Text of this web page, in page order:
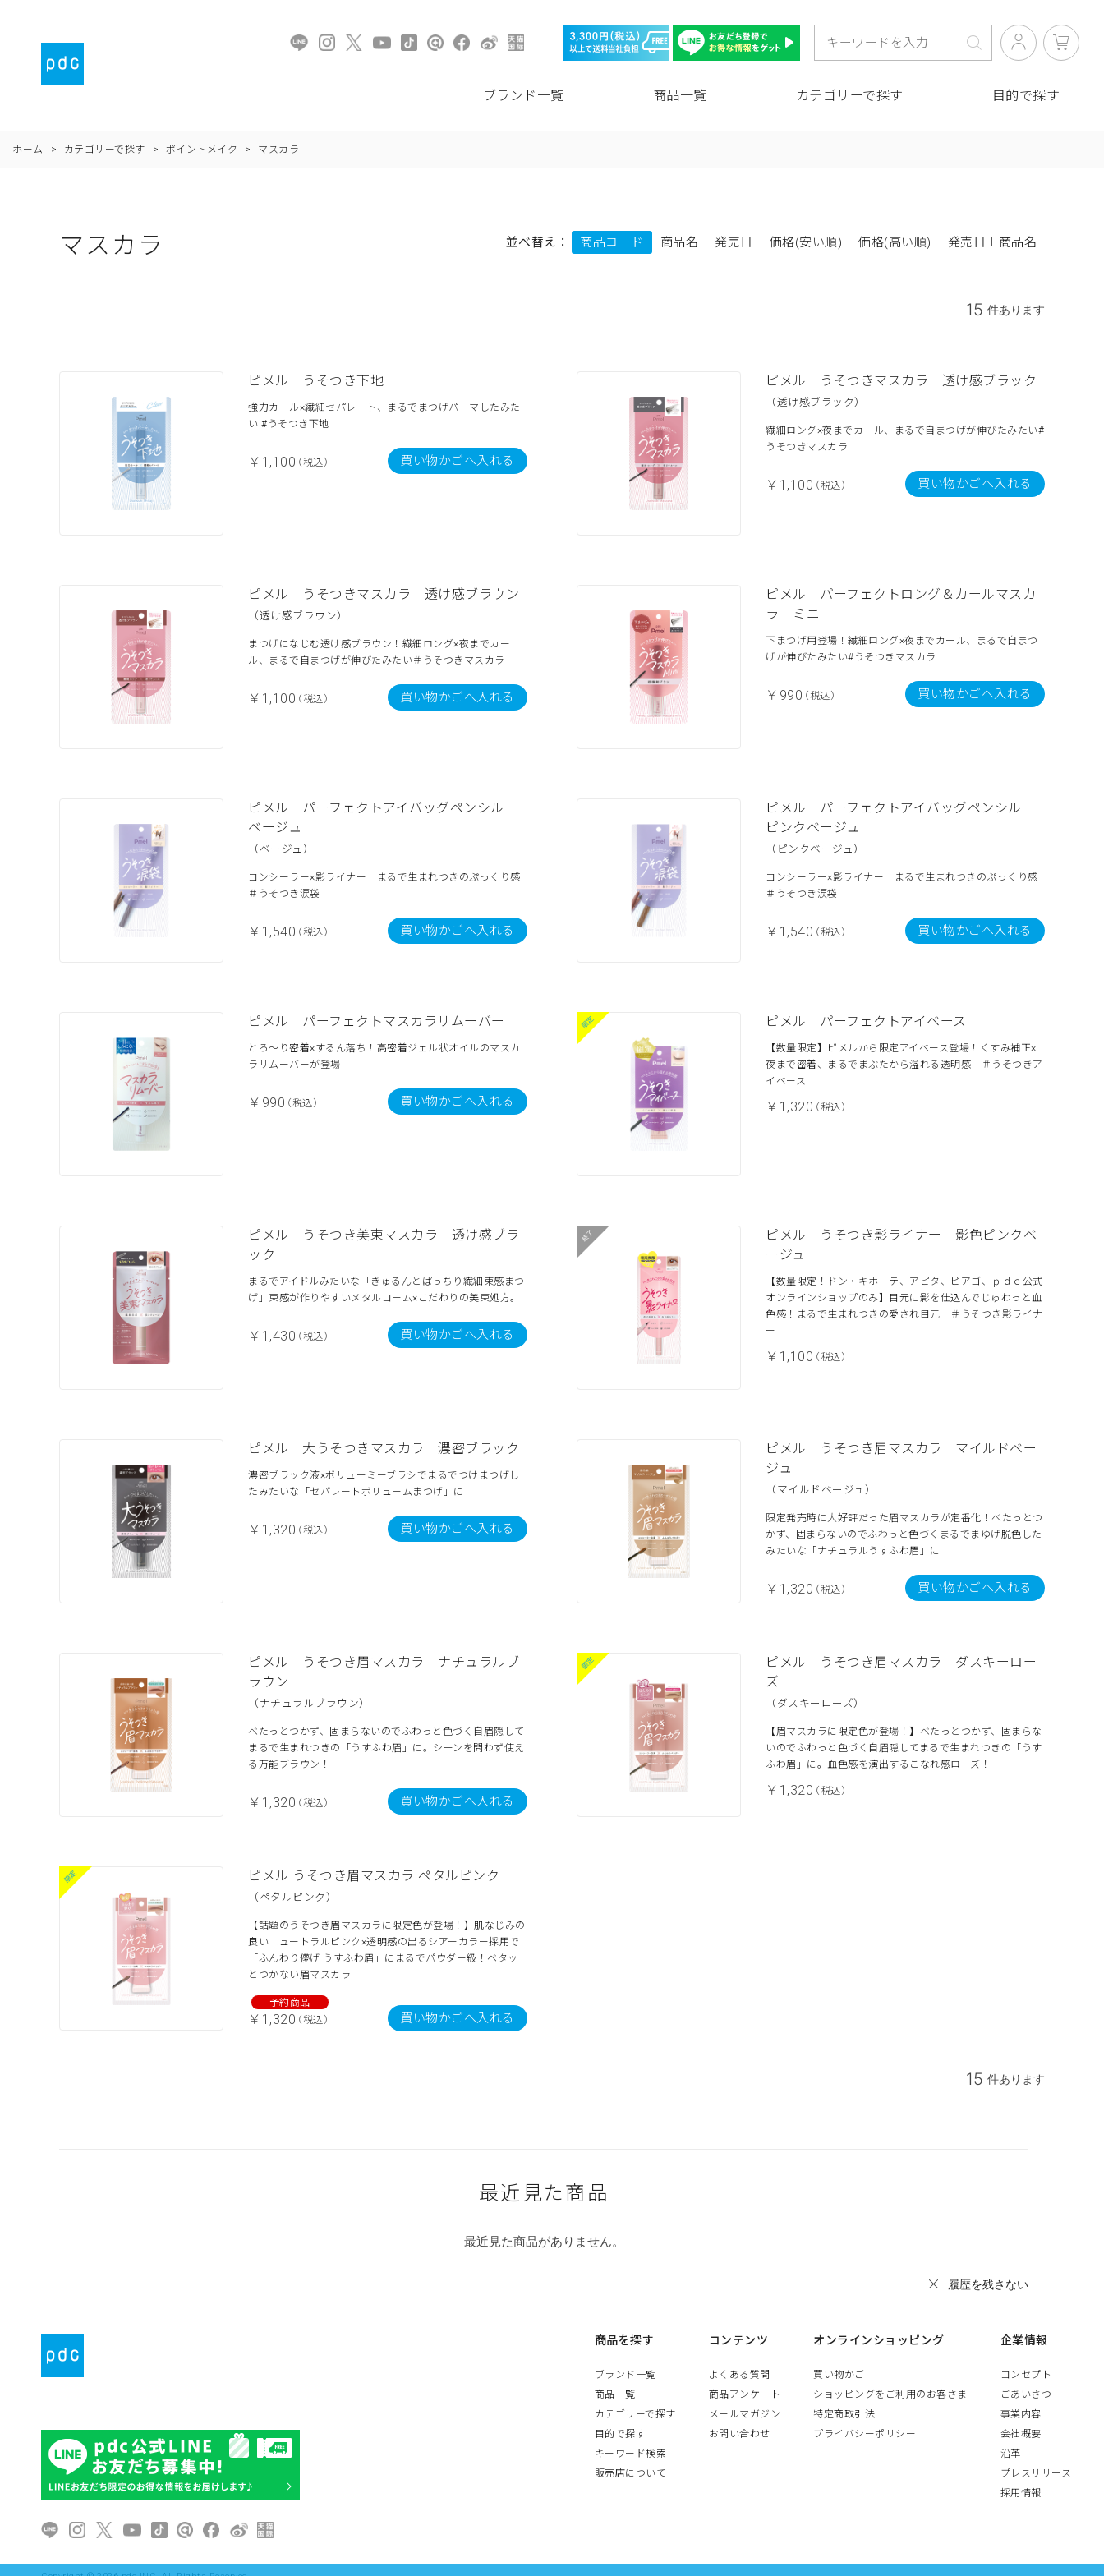
ブランド一覧 商品一覧 カテゴリーで探す 目的で探す
ホーム > カテゴリーで探す > ポイントメイク > マスカラ
マスカラ 並べ替え： 商品コード 商品名 発売日 価格(安い順) 価格(高い順) 発売日＋商品名
15 件あります
ピメル うそつき下地
強力カール×繊細セパレート、まるでまつげパーマしたみた
い #うそつき下地
￥1,100（税込） 買い物かごへ入れる
ピメル うそつきマスカラ 透け感ブラック
（透け感ブラック）
繊細ロング×夜までカール、まるで自まつげが伸びたみたい#
うそつきマスカラ
￥1,100（税込） 買い物かごへ入れる
ピメル うそつきマスカラ 透け感ブラウン
（透け感ブラウン）
まつげになじむ透け感ブラウン！繊細ロング×夜までカー
ル、まるで自まつげが伸びたみたい＃うそつきマスカラ
￥1,100（税込） 買い物かごへ入れる
ピメル パーフェクトロング＆カールマスカ
ラ ミニ
下まつげ用登場！繊細ロング×夜までカール、まるで自まつ
げが伸びたみたい#うそつきマスカラ
￥990（税込） 買い物かごへ入れる
ピメル パーフェクトアイバッグペンシル
ベージュ
（ベージュ）
コンシーラー×影ライナー まるで生まれつきのぷっくり感
＃うそつき涙袋
￥1,540（税込） 買い物かごへ入れる
ピメル パーフェクトアイバッグペンシル
ピンクベージュ
（ピンクベージュ）
コンシーラー×影ライナー まるで生まれつきのぷっくり感
＃うそつき涙袋
￥1,540（税込） 買い物かごへ入れる
ピメル パーフェクトマスカラリムーバー
とろ～り密着×するん落ち！高密着ジェル状オイルのマスカ
ラリムーバーが登場
￥990（税込） 買い物かごへ入れる
ピメル パーフェクトアイベース
【数量限定】ピメルから限定アイベース登場！くすみ補正×
夜まで密着、まるでまぶたから溢れる透明感 ＃うそつきア
イベース
￥1,320（税込）
ピメル うそつき美束マスカラ 透け感ブラ
ック
まるでアイドルみたいな「きゅるんとぱっちり繊細束感まつ
げ」束感が作りやすいメタルコーム×こだわりの美束処方。
￥1,430（税込） 買い物かごへ入れる
ピメル うそつき影ライナー 影色ピンクベ
ージュ
【数量限定！ドン・キホーテ、アピタ、ピアゴ、ｐｄｃ公式
オンラインショップのみ】目元に影を仕込んでじゅわっと血
色感！まるで生まれつきの愛され目元 ＃うそつき影ライナ
ー
￥1,100（税込）
ピメル 大うそつきマスカラ 濃密ブラック
濃密ブラック液×ボリューミーブラシでまるでつけまつげし
たみたいな「セパレートボリュームまつげ」に
￥1,320（税込） 買い物かごへ入れる
ピメル うそつき眉マスカラ マイルドベー
ジュ
（マイルドベージュ）
限定発売時に大好評だった眉マスカラが定番化！べたっとつ
かず、固まらないのでふわっと色づくまるでまゆげ脱色した
みたいな「ナチュラルうすふわ眉」に
￥1,320（税込） 買い物かごへ入れる
ピメル うそつき眉マスカラ ナチュラルブ
ラウン
（ナチュラルブラウン）
べたっとつかず、固まらないのでふわっと色づく自眉隠して
まるで生まれつきの「うすふわ眉」に。シーンを問わず使え
る万能ブラウン！
￥1,320（税込） 買い物かごへ入れる
ピメル うそつき眉マスカラ ダスキーロー
ズ
（ダスキーローズ）
【眉マスカラに限定色が登場！】べたっとつかず、固まらな
いのでふわっと色づく自眉隠してまるで生まれつきの「うす
ふわ眉」に。血色感を演出するこなれ感ローズ！
￥1,320（税込）
ピメル うそつき眉マスカラ ペタルピンク
（ペタルピンク）
【話題のうそつき眉マスカラに限定色が登場！】肌なじみの
良いニュートラルピンク×透明感の出るシアーカラー採用で
「ふんわり儚げ うすふわ眉」にまるでパウダー級！ベタッ
とつかない眉マスカラ
￥1,320（税込） 買い物かごへ入れる
15 件あります
最近見た商品
最近見た商品がありません。
履歴を残さない
商品を探す
ブランド一覧
商品一覧
カテゴリーで探す
目的で探す
キーワード検索
販売店について
コンテンツ
よくある質問
商品アンケート
メールマガジン
お問い合わせ
オンラインショッピング
買い物かご
ショッピングをご利用のお客さま
特定商取引法
プライバシーポリシー
企業情報
コンセプト
ごあいさつ
事業内容
会社概要
沿革
プレスリリース
採用情報